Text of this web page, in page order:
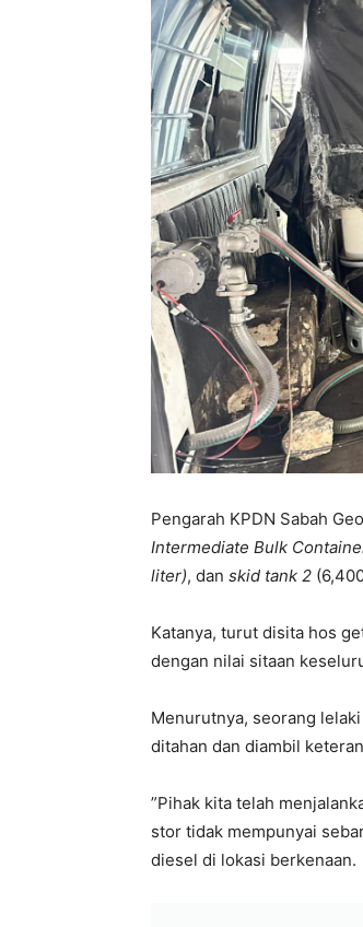
Pengarah KPDN Sabah
Intermediate Bulk
liter), dan skid tank 2
Katanya, turut disita hos
dengan nilai sitaan
Menurutnya, seorang
ditahan dan diambil
”Pihak kita telah
stor tidak mempunyai
diesel di lokasi berkenaan.